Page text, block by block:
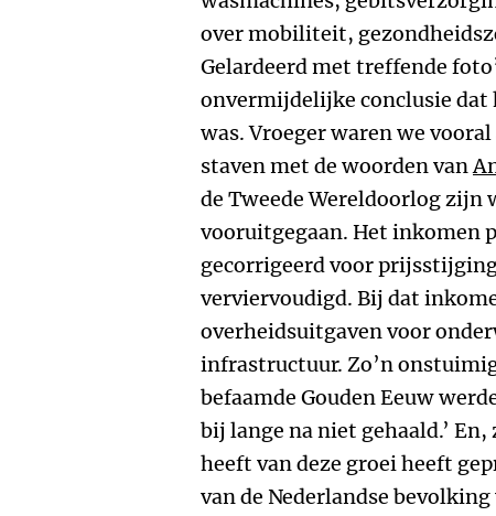
over mobiliteit,
Gelardeerd met treffende
onvermijdelijke conclusie dat
was. Vroeger waren we
staven met de woorden van
de Tweede Wereldoorlog zijn
vooruitgegaan. Het inkomen
gecorrigeerd voor
verviervoudigd. Bij dat
overheidsuitgaven voor
infrastructuur. Zo’n
befaamde Gouden Eeuw
bij lange na niet gehaald.’
heeft van deze groei heeft
van de Nederlandse